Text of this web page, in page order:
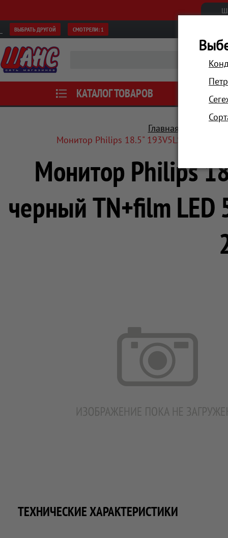
ВЫБРАТЬ ДРУГОЙ СМОТРЕЛИ: 1
КАТАЛОГ ТОВАРОВ АКЦИИ
Главная
Монитор Philips 18.5" 193V5LSB2 (10/
Монитор Philips
черный TN+film
ТЕХНИЧЕСКИЕ ХАРАКТЕРИСТИКИ